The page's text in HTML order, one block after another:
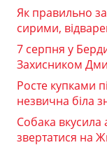
Як правильно
сирими,
7 серпня у
Захисником
Росте купками
незвична біла
Собака вкусила
звертатися на